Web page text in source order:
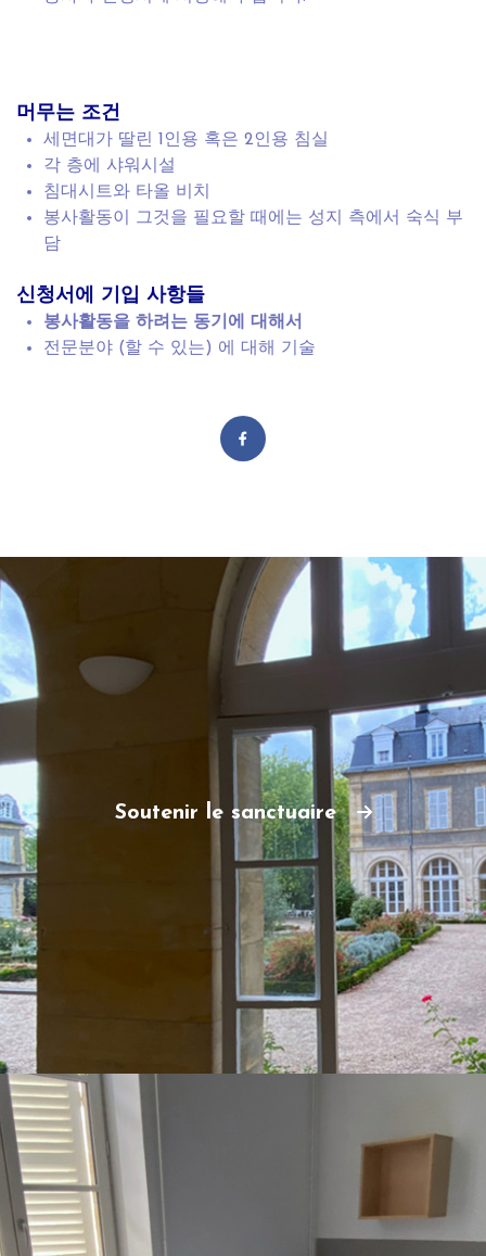
머무는 조건
세면대가 딸린 1인용 혹은 2인용 침실
각 층에 샤워시설
침대시트와 타올 비치
봉사활동이 그것을 필요할 때에는 성지 측에서 숙식 부
담
신청서에 기입 사항들
봉사활동을 하려는 동기에 대해서
전문분야 (할 수 있는) 에 대해 기술
Soutenir le sanctuaire